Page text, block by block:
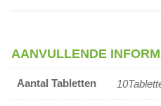
AANVULLENDE
Aantal Tabletten